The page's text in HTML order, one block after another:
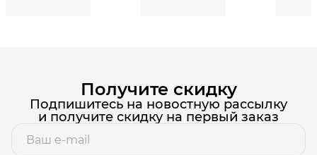
Получите скидку
Подпишитесь на новостную рассылку
и получите скидку на первый заказ